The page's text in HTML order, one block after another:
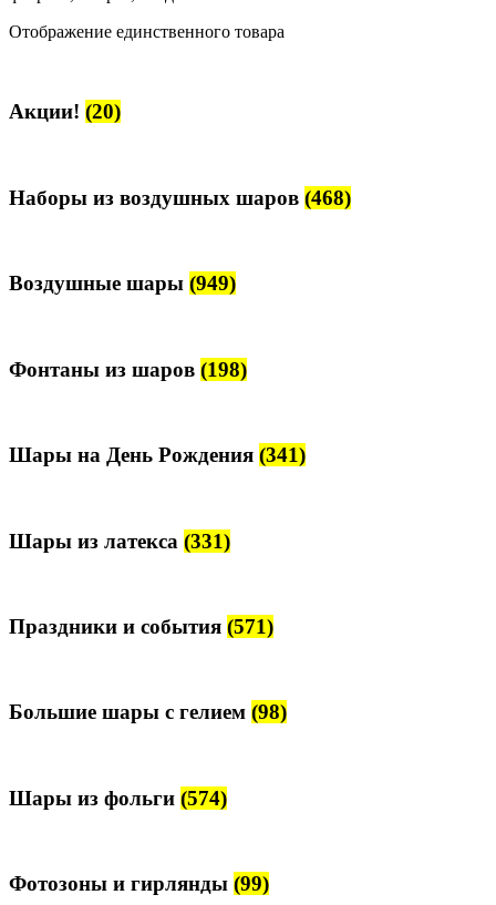
Отображение единственного товара
Акции! (20)
Наборы из воздушных шаров (468)
Воздушные шары (949)
Фонтаны из шаров (198)
Шары на День Рождения (341)
Шары из латекса (331)
Праздники и события (571)
Большие шары с гелием (98)
Шары из фольги (574)
Фотозоны и гирлянды (99)